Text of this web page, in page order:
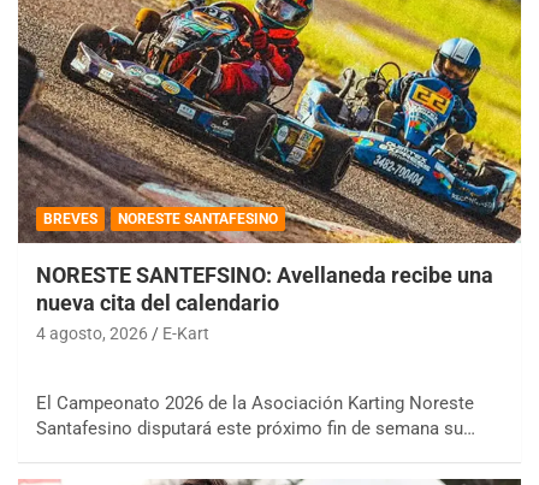
BREVES NORESTE SANTAFESINO
NORESTE SANTEFSINO: Avellaneda recibe una
nueva cita del calendario
4 agosto, 2026 E-Kart
El Campeonato 2026 de la Asociación Karting Noreste
Santafesino disputará este próximo fin de semana su…